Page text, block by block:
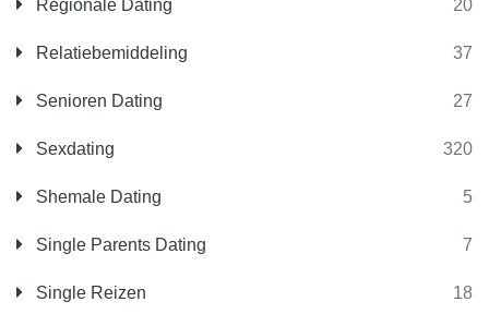
Regionale Dating 20
Relatiebemiddeling 37
Senioren Dating 27
Sexdating 320
Shemale Dating 5
Single Parents Dating 7
Single Reizen 18